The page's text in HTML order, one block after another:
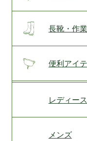
長靴・作
便利アイ
レディース
メンズ